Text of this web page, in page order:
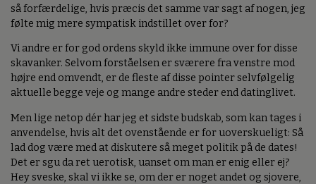
så forfærdelige, hvis præcis det samme var sagt af nogen, jeg
følte mig mere sympatisk indstillet over for?
Vi andre er for god ordens skyld ikke immune over for disse
skavanker. Selvom forståelsen er sværere fra venstre mod
højre end omvendt, er de fleste af disse pointer selvfølgelig
aktuelle begge veje og mange andre steder end datinglivet.
Men lige netop dér har jeg et sidste budskab, som kan tages i
anvendelse, hvis alt det ovenstående er for uoverskueligt: Så
lad dog være med at diskutere så meget politik på de dates!
Det er sgu da ret uerotisk, uanset om man er enig eller ej?
Hey sveske, skal vi ikke se, om der er noget andet og sjovere,